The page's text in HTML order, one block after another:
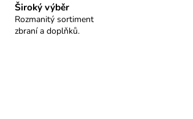
Široký výběr
Rozmanitý sortiment
zbraní a doplňků.